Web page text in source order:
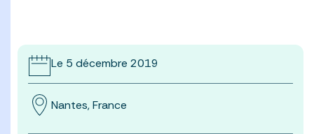
Le 5 décembre 2019
Nantes, France